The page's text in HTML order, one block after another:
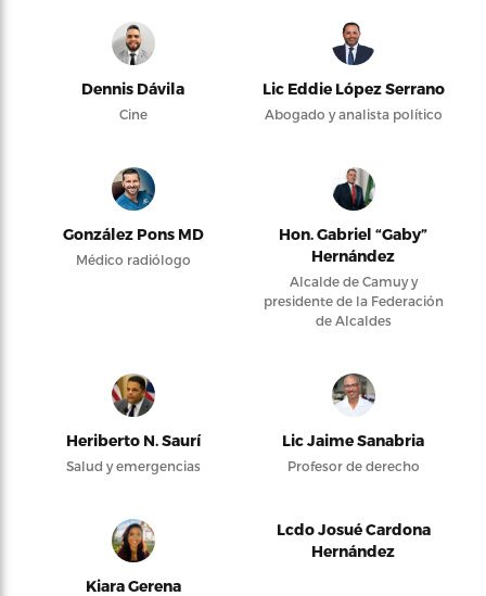
Dennis Dávila
Cine
Lic Eddie López Serrano
Abogado y analista político
González Pons MD
Médico radiólogo
Hon. Gabriel “Gaby”
Hernández
Alcalde de Camuy y
presidente de la Federación
de Alcaldes
Heriberto N. Saurí
Salud y emergencias
Lic Jaime Sanabria
Profesor de derecho
Kiara Gerena
Lcdo Josué Cardona
Hernández